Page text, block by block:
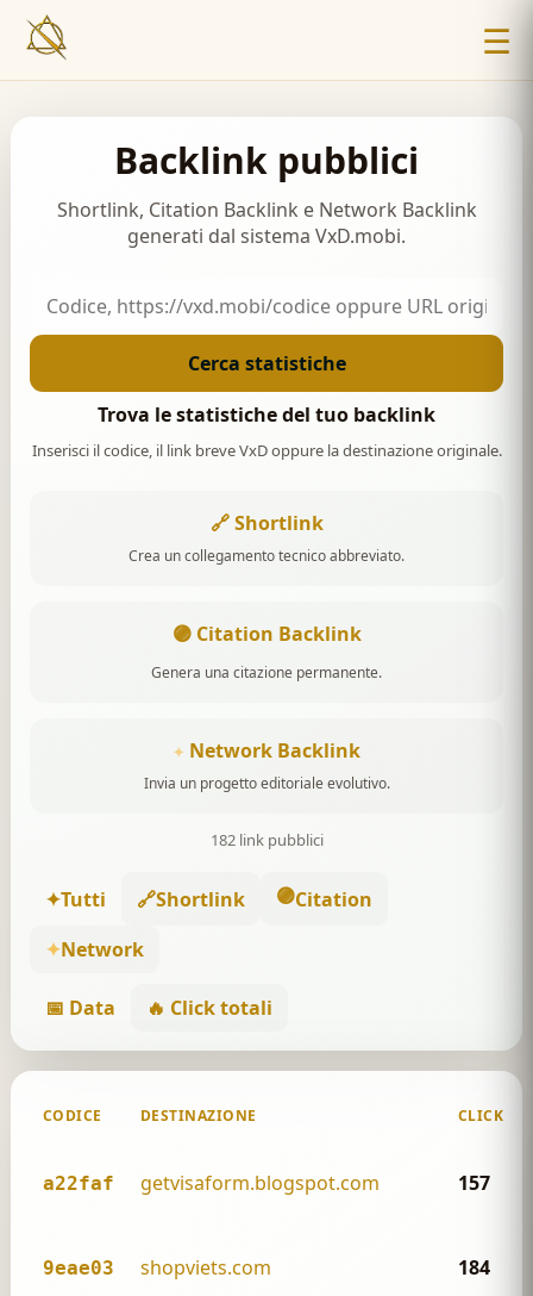
☰
Backlink pubblici
Shortlink, Citation Backlink e Network Backlink
generati dal sistema VxD.mobi.
Cerca statistiche
Trova le statistiche del tuo backlink
Inserisci il codice, il link breve VxD oppure la destinazione originale.
🔗 Shortlink
Crea un collegamento tecnico abbreviato.
🟣 Citation Backlink
Genera una citazione permanente.
✦ Network Backlink
Invia un progetto editoriale evolutivo.
182 link pubblici
✦Tutti 🔗Shortlink 🟣Citation
✦Network
📅 Data 🔥 Click totali
CODICE DESTINAZIONE CLICK
a22faf getvisaform.blogspot.com 157
9eae03 shopviets.com 184